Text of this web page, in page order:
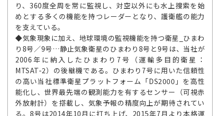
り、360度全周を常に監視し、対空以外にも水上捜索を始
めとする多くの機能を持つレーダーとなり、護衛艦の能力
を支えている。
◆気象現象に加え、地球環境の監視機能を持つ衛星_ひまわ
り8号／9号…静止気象衛星のひまわり8号と9号は、当社が
2006年に納入したひまわり7号（運輸多目的衛星：
MTSAT-2）の後継機である。ひまわり7号に用いた信頼性
の高い当社標準衛星プラットフォーム「DS2000」を高性
能化し、世界最先端の観測能力を有するセンサー（可視赤
外放射計）を搭載し、気象予報の精度向上が期待されてい
る。8号は2014年10月に打ち上げ、2015年7月より本格運